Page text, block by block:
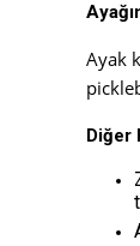
Ayak
Diğer